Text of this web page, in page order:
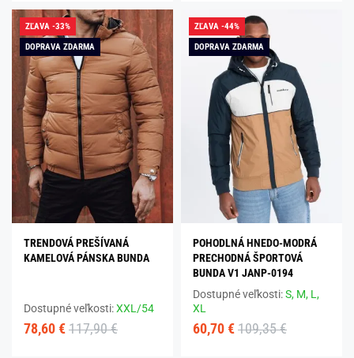
ZĽAVA -33%
DOPRAVA ZDARMA
TRENDOVÁ PREŠÍVANÁ
KAMELOVÁ PÁNSKA BUNDA
Dostupné veľkosti:XXL/54
78,60 € 117,90 €
ZĽAVA -44%
DOPRAVA ZDARMA
POHODLNÁ HNEDO-MODRÁ
PRECHODNÁ ŠPORTOVÁ
BUNDA V1 JANP-0194
Dostupné veľkosti:S, M, L,
XL
60,70 € 109,35 €